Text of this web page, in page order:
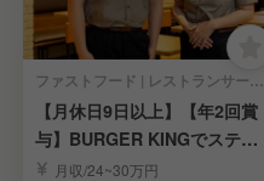
ファストフード | レストランサービス・ホールスタッフ
【月休日9日以上】【年2回賞
与】BURGER KINGでステッ
プアップ
月収/24~30万円